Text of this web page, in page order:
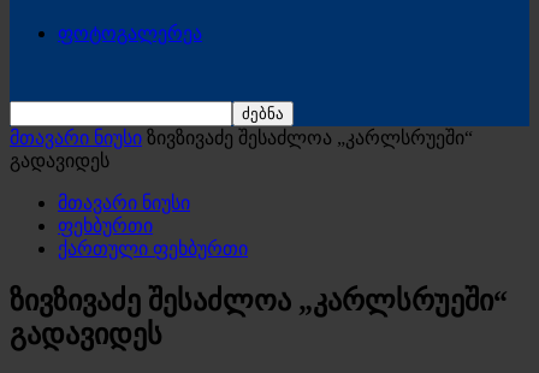
ფოტოგალერეა
მთავარი ნიუსი ზივზივაძე შესაძლოა „კარლსრუეში“
გადავიდეს
მთავარი ნიუსი
ფეხბურთი
ქართული ფეხბურთი
ზივზივაძე შესაძლოა „კარლსრუეში“
გადავიდეს